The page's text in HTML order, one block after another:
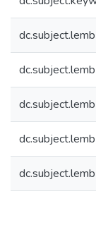
dc.subject.lemb
dc.subject.lemb
dc.subject.lemb
dc.subject.lemb
dc.subject.lemb